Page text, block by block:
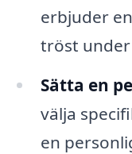
erbjuder
tröst
Sätta en
välja
en